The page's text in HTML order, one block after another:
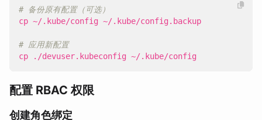
# 备份原有配置（可选）
# 应用新配置
cp ./devuser.kubeconfig ~/.kube/config
配置 RBAC 权限
创建角色绑定